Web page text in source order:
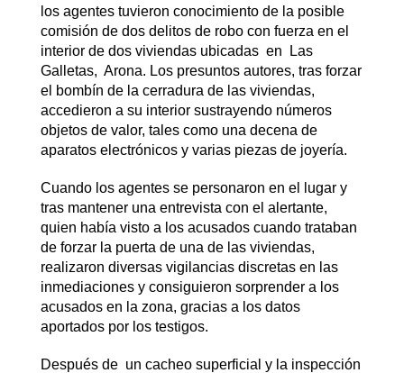
los agentes tuvieron conocimiento de la posible
comisión de dos delitos de robo con fuerza en el
interior de dos viviendas ubicadas en Las
Galletas, Arona. Los presuntos autores, tras forzar
el bombín de la cerradura de las viviendas,
accedieron a su interior sustrayendo números
objetos de valor, tales como una decena de
aparatos electrónicos y varias piezas de joyería.
Cuando los agentes se personaron en el lugar y
tras mantener una entrevista con el alertante,
quien había visto a los acusados cuando trataban
de forzar la puerta de una de las viviendas,
realizaron diversas vigilancias discretas en las
inmediaciones y consiguieron sorprender a los
acusados en la zona, gracias a los datos
aportados por los testigos.
Después de un cacheo superficial y la inspección